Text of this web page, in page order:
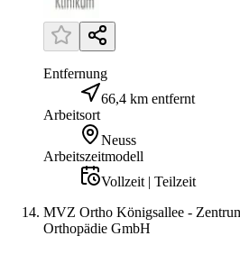
Entfernung
66,4 km entfernt
Arbeitsort
Neuss
Arbeitszeitmodell
Vollzeit | Teilzeit
MVZ Ortho Königsallee -
Orthopädie GmbH